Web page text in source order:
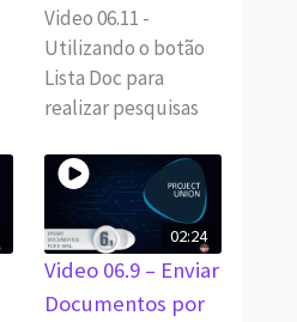
Video 06.11 -
Utilizando o botão
Lista Doc para
realizar pesquisas
02:24
Video 06.9 – Enviar
Documentos por